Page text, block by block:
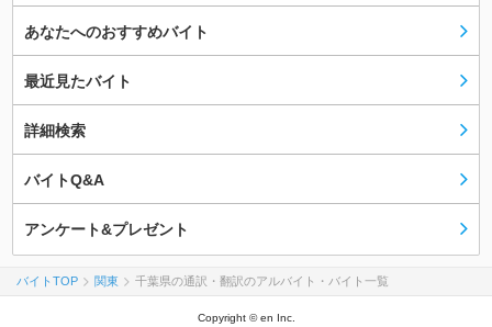
あなたへのおすすめバイト
最近見たバイト
詳細検索
バイトQ&A
アンケート&プレゼント
バイトTOP 関東 千葉県の通訳・翻訳のアルバイト・バイト一覧
Copyright © en Inc.